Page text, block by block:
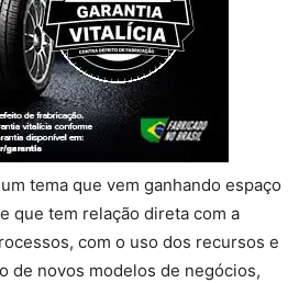
tema que vem ganhando espaço
que tem relação direta com a
com o uso dos recursos e
de novos modelos de negócios,